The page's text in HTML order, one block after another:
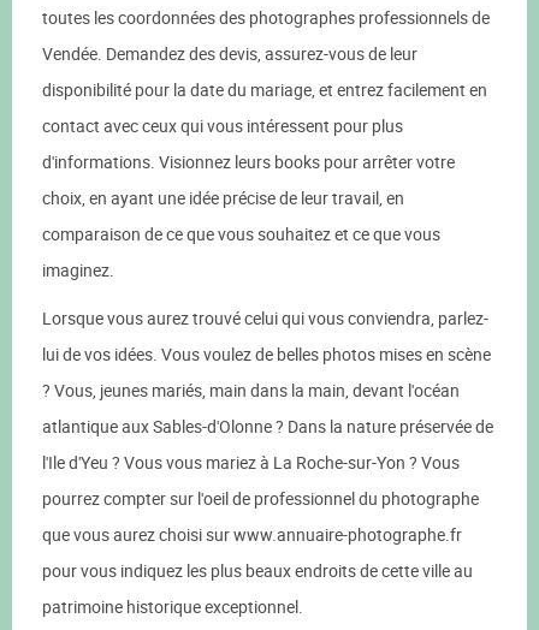
toutes les coordonnées des photographes professionnels de
Vendée. Demandez des devis, assurez-vous de leur
disponibilité pour la date du mariage, et entrez facilement en
contact avec ceux qui vous intéressent pour plus
d'informations. Visionnez leurs books pour arrêter votre
choix, en ayant une idée précise de leur travail, en
comparaison de ce que vous souhaitez et ce que vous
imaginez.
Lorsque vous aurez trouvé celui qui vous conviendra, parlez-
lui de vos idées. Vous voulez de belles photos mises en scène
? Vous, jeunes mariés, main dans la main, devant l'océan
atlantique aux Sables-d'Olonne ? Dans la nature préservée de
l'Ile d'Yeu ? Vous vous mariez à La Roche-sur-Yon ? Vous
pourrez compter sur l'oeil de professionnel du photographe
que vous aurez choisi sur www.annuaire-photographe.fr
pour vous indiquez les plus beaux endroits de cette ville au
patrimoine historique exceptionnel.